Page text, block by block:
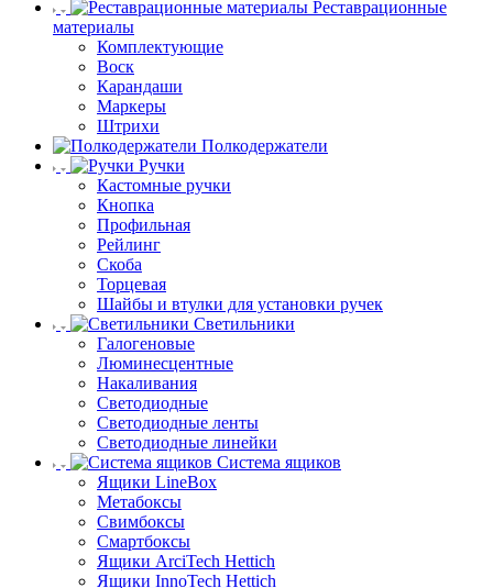
Реставрационные
материалы
Комплектующие
Воск
Карандаши
Маркеры
Штрихи
Полкодержатели
Ручки
Кастомные ручки
Кнопка
Профильная
Рейлинг
Скоба
Торцевая
Шайбы и втулки для установки ручек
Светильники
Галогеновые
Люминесцентные
Накаливания
Светодиодные
Светодиодные ленты
Светодиодные линейки
Система ящиков
Ящики LineBox
Метабоксы
Свимбоксы
Смартбоксы
Ящики ArciTech Hettich
Ящики InnoTech Hettich